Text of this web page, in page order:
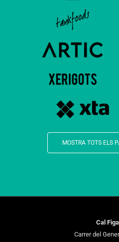
MOSTRA TOTS ELS
Cal
Carrer del